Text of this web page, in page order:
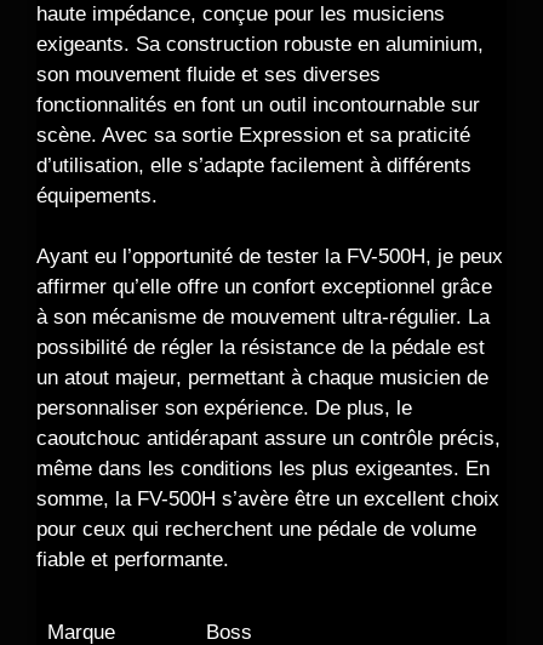
haute impédance, conçue pour les musiciens
exigeants. Sa construction robuste en aluminium,
son mouvement fluide et ses diverses
fonctionnalités en font un outil incontournable sur
scène. Avec sa sortie Expression et sa praticité
d’utilisation, elle s’adapte facilement à différents
équipements.
Ayant eu l’opportunité de tester la FV-500H, je peux
affirmer qu’elle offre un confort exceptionnel grâce
à son mécanisme de mouvement ultra-régulier. La
possibilité de régler la résistance de la pédale est
un atout majeur, permettant à chaque musicien de
personnaliser son expérience. De plus, le
caoutchouc antidérapant assure un contrôle précis,
même dans les conditions les plus exigeantes. En
somme, la FV-500H s’avère être un excellent choix
pour ceux qui recherchent une pédale de volume
fiable et performante.
Marque Boss